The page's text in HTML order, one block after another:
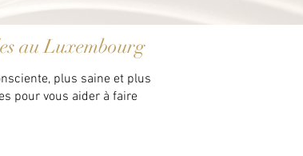
au Luxembourg
plus saine et plus
pour vous aider à faire